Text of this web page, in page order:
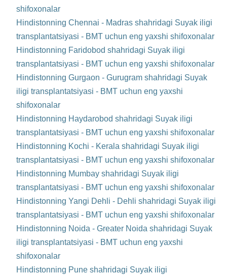
shifoxonalar
Hindistonning Chennai - Madras shahridagi Suyak iligi
transplantatsiyasi - BMT uchun eng yaxshi shifoxonalar
Hindistonning Faridobod shahridagi Suyak iligi
transplantatsiyasi - BMT uchun eng yaxshi shifoxonalar
Hindistonning Gurgaon - Gurugram shahridagi Suyak
iligi transplantatsiyasi - BMT uchun eng yaxshi
shifoxonalar
Hindistonning Haydarobod shahridagi Suyak iligi
transplantatsiyasi - BMT uchun eng yaxshi shifoxonalar
Hindistonning Kochi - Kerala shahridagi Suyak iligi
transplantatsiyasi - BMT uchun eng yaxshi shifoxonalar
Hindistonning Mumbay shahridagi Suyak iligi
transplantatsiyasi - BMT uchun eng yaxshi shifoxonalar
Hindistonning Yangi Dehli - Dehli shahridagi Suyak iligi
transplantatsiyasi - BMT uchun eng yaxshi shifoxonalar
Hindistonning Noida - Greater Noida shahridagi Suyak
iligi transplantatsiyasi - BMT uchun eng yaxshi
shifoxonalar
Hindistonning Pune shahridagi Suyak iligi